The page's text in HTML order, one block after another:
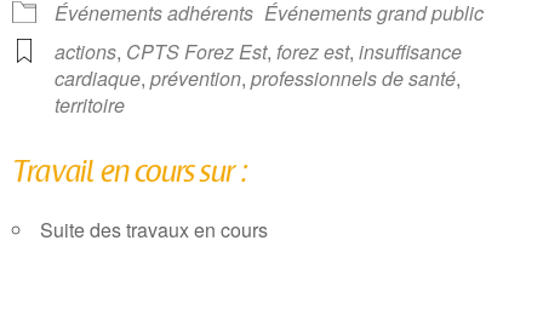
Événements adhérents Événements grand public
actions, CPTS Forez Est, forez est, insuffisance
cardiaque, prévention, professionnels de santé,
territoire
Travail en cours sur :
Suite des travaux en cours